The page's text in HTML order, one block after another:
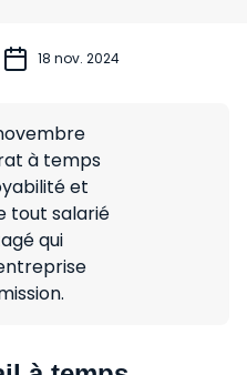
18 nov. 2024
à temps
et
tout salarié
qui